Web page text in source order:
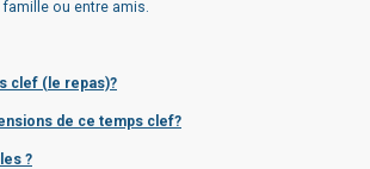
ou entre amis.
clef (le repas)?
de ce temps clef?
?